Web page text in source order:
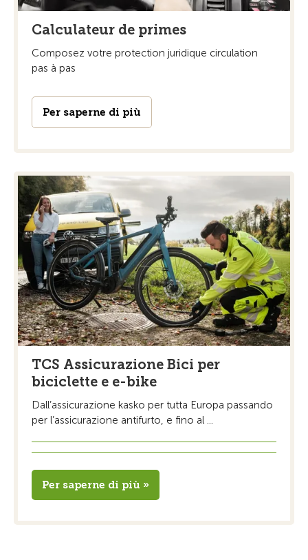
Calculateur de primes
Composez votre protection juridique circulation
pas à pas
Per saperne di più
TCS Assicurazione Bici per
biciclette e e-bike
Dall’assicurazione kasko per tutta Europa passando
per l’assicurazione antifurto, e fino al ...
Per saperne di più »